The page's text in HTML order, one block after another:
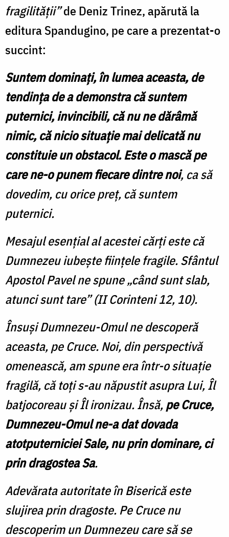
fragilității”de Deniz Trinez, apărută la
editura Spandugino, pe care a prezentat-o
succint:
Suntem dominați, în lumea aceasta, de
tendința de a demonstra că suntem
puternici, invincibili, că nu ne dărâmă
nimic, că nicio situație mai delicată nu
constituie un obstacol. Este o mască pe
care ne-o punem fiecare dintre noi, ca să
dovedim, cu orice preț, că suntem
puternici.
Mesajul esențial al acestei cărți este că
Dumnezeu iubește ființele fragile. Sfântul
Apostol Pavel ne spune „când sunt slab,
atunci sunt tare” (II Corinteni 12, 10).
Însuși Dumnezeu-Omul ne descoperă
aceasta, pe Cruce. Noi, din perspectivă
omenească, am spune era într-o situație
fragilă, că toți s-au năpustit asupra Lui, Îl
batjocoreau și Îl ironizau. Însă,pe Cruce,
Dumnezeu-Omul ne-a dat dovada
atotputerniciei Sale, nu prin dominare, ci
prin dragostea Sa.
Adevărata autoritate în Biserică este
slujirea prin dragoste. Pe Cruce nu
descoperim un Dumnezeu care să se